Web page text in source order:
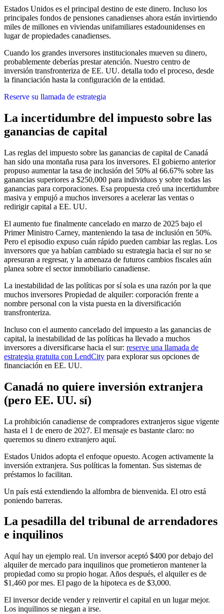
Estados Unidos es el principal destino de este dinero. Incluso los
principales fondos de pensiones canadienses ahora están invirtiendo
miles de millones en viviendas unifamiliares estadounidenses en
lugar de propiedades canadienses.
Cuando los grandes inversores institucionales mueven su dinero,
probablemente deberías prestar atención. Nuestro centro de
inversión transfronteriza de EE. UU. detalla todo el proceso, desde
la financiación hasta la configuración de la entidad.
Reserve su llamada de estrategia
La incertidumbre del impuesto sobre las
ganancias de capital
Las reglas del impuesto sobre las ganancias de capital de Canadá
han sido una montaña rusa para los inversores. El gobierno anterior
propuso aumentar la tasa de inclusión del 50% al 66.67% sobre las
ganancias superiores a $250,000 para individuos y sobre todas las
ganancias para corporaciones. Esa propuesta creó una incertidumbre
masiva y empujó a muchos inversores a acelerar las ventas o
redirigir capital a EE. UU.
El aumento fue finalmente cancelado en marzo de 2025 bajo el
Primer Ministro Carney, manteniendo la tasa de inclusión en 50%.
Pero el episodio expuso cuán rápido pueden cambiar las reglas. Los
inversores que ya habían cambiado su estrategia hacia el sur no se
apresuran a regresar, y la amenaza de futuros cambios fiscales aún
planea sobre el sector inmobiliario canadiense.
La inestabilidad de las políticas por sí sola es una razón por la que
muchos inversores Propiedad de alquiler: corporación frente a
nombre personal con la vista puesta en la diversificación
transfronteriza.
Incluso con el aumento cancelado del impuesto a las ganancias de
capital, la inestabilidad de las políticas ha llevado a muchos
inversores a diversificarse hacia el sur: reserve una llamada de
estrategia gratuita con LendCity para explorar sus opciones de
financiación en EE. UU.
Canadá no quiere inversión extranjera
(pero EE. UU. sí)
La prohibición canadiense de compradores extranjeros sigue vigente
hasta el 1 de enero de 2027. El mensaje es bastante claro: no
queremos su dinero extranjero aquí.
Estados Unidos adopta el enfoque opuesto. Acogen activamente la
inversión extranjera. Sus políticas la fomentan. Sus sistemas de
préstamos lo facilitan.
Un país está extendiendo la alfombra de bienvenida. El otro está
poniendo barreras.
La pesadilla del tribunal de arrendadores
e inquilinos
Aquí hay un ejemplo real. Un inversor aceptó $400 por debajo del
alquiler de mercado para inquilinos que prometieron mantener la
propiedad como su propio hogar. Años después, el alquiler es de
$1,460 por mes. El pago de la hipoteca es de $3,000.
El inversor decide vender y reinvertir el capital en un lugar mejor.
Los inquilinos se niegan a irse.